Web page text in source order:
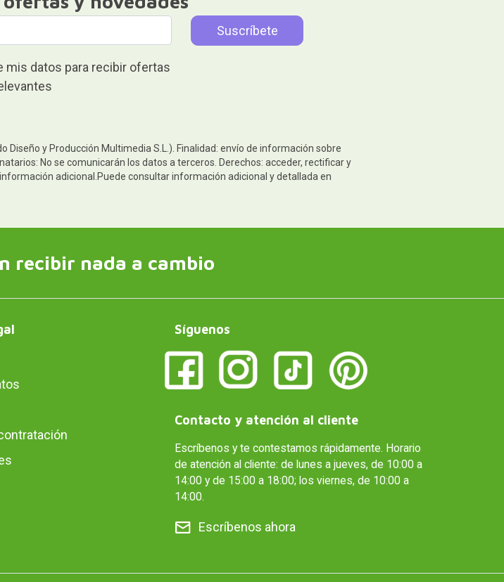
mis datos para recibir ofertas
y Producción Multimedia S.L.). Finalidad: envío de información sobre
No se comunicarán los datos a terceros. Derechos: acceder, rectificar y
adicional.Puede consultar información adicional y detallada en
recibir nada a cambio
Síguenos
Contacto y atención al cliente
Escríbenos y te contestamos rápidamente. Horario
de atención al cliente: de lunes a jueves, de 10:00 a
14:00 y de 15:00 a 18:00; los viernes, de 10:00 a
14:00.
Escríbenos ahora